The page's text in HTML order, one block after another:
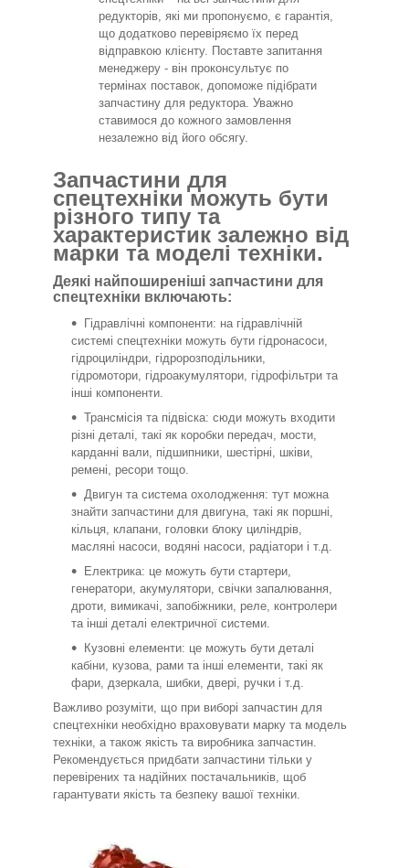
редукторів, які ми пропонуємо, є гарантія,
що додатково перевіряємо їх перед
відправкою клієнту. Поставте запитання
менеджеру - він проконсультує по
термінах поставок, допоможе підібрати
запчастину для редуктора. Уважно
ставимося до кожного замовлення
незалежно від його обсягу.
Запчастини для
спецтехніки можуть бути
різного типу та
характеристик залежно від
марки та моделі техніки.
Деякі найпоширеніші запчастини для
спецтехніки включають:
Гідравлічні компоненти: на гідравлічній
системі спецтехніки можуть бути гідронасоси,
гідроциліндри, гідророзподільники,
гідромотори, гідроакумулятори, гідрофільтри та
інші компоненти.
Трансмісія та підвіска: сюди можуть входити
різні деталі, такі як коробки передач, мости,
карданні вали, підшипники, шестірні, шківи,
ремені, ресори тощо.
Двигун та система охолодження: тут можна
знайти запчастини для двигуна, такі як поршні,
кільця, клапани, головки блоку циліндрів,
масляні насоси, водяні насоси, радіатори і т.д.
Електрика: це можуть бути стартери,
генератори, акумулятори, свічки запалювання,
дроти, вимикачі, запобіжники, реле, контролери
та інші деталі електричної системи.
Кузовні елементи: це можуть бути деталі
кабіни, кузова, рами та інші елементи, такі як
фари, дзеркала, шибки, двері, ручки і т.д.
Важливо розуміти, що при виборі запчастин для
спецтехніки необхідно враховувати марку та модель
техніки, а також якість та виробника запчастин.
Рекомендується придбати запчастини тільки у
перевірених та надійних постачальників, щоб
гарантувати якість та безпеку вашої техніки.